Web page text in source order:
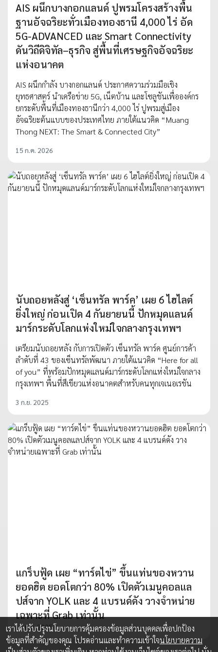
AIS ผนึกบางกอกแลนด์ ปูพรมโครงสร้างพื้น
ฐานอัจฉริยะทั่วเมืองทองธานี 4,000 ไร่ อัด
5G-ADVANCED และ Smart Connectivity
ดันวิถีดิจิทัล–ธุรกิจ สู่พื้นที่เศรษฐกิจอัจฉริยะ
แห่งอนาคต
AIS ผนึกกำลัง บางกอกแลนด์ ประกาศความร่วมมือเชิง
ยุทธศาสตร์ นำเครือข่าย 5G, เน็ตบ้าน และโซลูชันเพื่อองค์กร
ยกระดับพื้นที่เมืองทองธานีกว่า 4,000 ไร่ ปูพรมสู่เมือง
อัจฉริยะต้นแบบของประเทศไทย ภายใต้แนวคิด “Muang
Thong NEXT: The Smart & Connected City”
15 ก.ค. 2026
นับถอยหลังสู่ ‘เซ็นทรัล พาร์ค’ เผย 6 ไฮไลต์
ยิ่งใหญ่ ก่อนเปิด 4 กันยายนนี้ ปักหมุดแลนด์
มาร์กระดับโลกแห่งใหม่ใจกลางกรุงเทพฯ
เตรียมนับถอยหลัง กับการเปิดตัว เซ็นทรัล พาร์ค ศูนย์การค้า
ลำดับที่ 43 ของเซ็นทรัลพัฒนา ภายใต้แนวคิด “Here for all
of you” ที่พร้อมปักหมุดแลนด์มาร์กระดับโลกแห่งใหม่ใจกลาง
กรุงเทพฯ พื้นที่สีเขียวแห่งอนาคตสำหรับคนทุกเจเนอเรชัน
3 ก.ย. 2025
แกร็บฟู้ด เผย “ทาร์ตไข่” ขึ้นแท่นของหวาน
ยอดฮิต ยอดโตกว่า 80% เปิดตัวเมนูคอลแล
ปส์จาก YOLK และ 4 แบรนด์ดัง วางจำหน่าย
เฉพาะที่ Grab เท่านั้น
10 ก.ย. 2025
เราได้ปรับปรุงนโยบายการคุ้มครองข้อมูลส่วนบุคคลเพื่อปกป้อง
ข้อมูลที่สำคัญของคุณ โปรดอ่านและทำความเข้าใจนโยบายความ